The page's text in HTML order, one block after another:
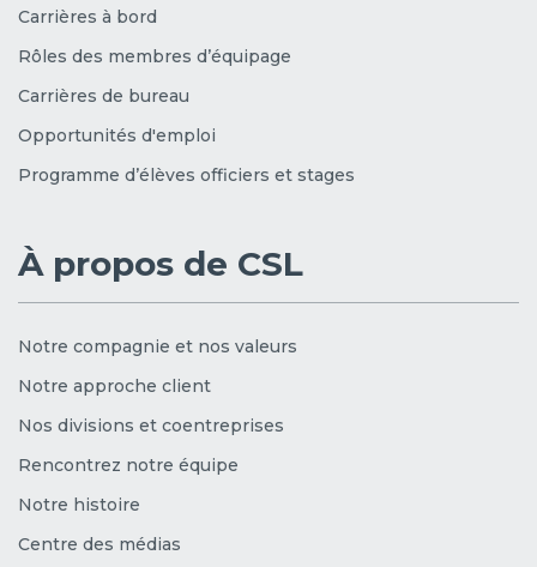
Carrières à bord
Rôles des membres d’équipage
Carrières de bureau
Opportunités d'emploi
Programme d’élèves officiers et stages
À propos de CSL
Notre compagnie et nos valeurs
Notre approche client
Nos divisions et coentreprises
Rencontrez notre équipe
Notre histoire
Centre des médias